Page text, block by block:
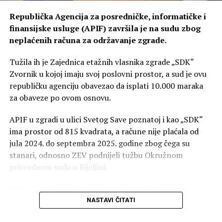
problem grijanja rješava svako za sebe. Ne možemo
čekati prvi snijeg i minus da bismo razmišljali o grijanju“,
naglašava Dakić.
Republička Agencija za posredničke, informatičke i
finansijske usluge (APIF) završila je na sudu zbog
neplaćenih računa za održavanje zgrade.
Tužila ih je Zajednica etažnih vlasnika zgrade „SDK“
Zvornik u kojoj imaju svoj poslovni prostor, a sud je ovu
republičku agenciju obavezao da isplati 10.000 maraka
za obaveze po ovom osnovu.
APIF u zgradi u ulici Svetog Save poznatoj i kao „SDK“
ima prostor od 815 kvadrata, a račune nije plaćala od
jula 2024. do septembra 2025. godine zbog čega su
stanari, odnosno ZEV podnijeli tužbu Okružnom
privrednom sudu u Bijeljini.
potvrdio i Viši privredni sud u Banjaluci čime je postala
pravosnažna.
NASTAVI ČITATI